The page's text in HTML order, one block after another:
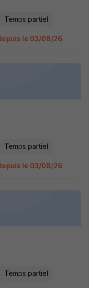
Temps partiel
le 03/08/26
Temps partiel
le 03/08/26
Temps partiel